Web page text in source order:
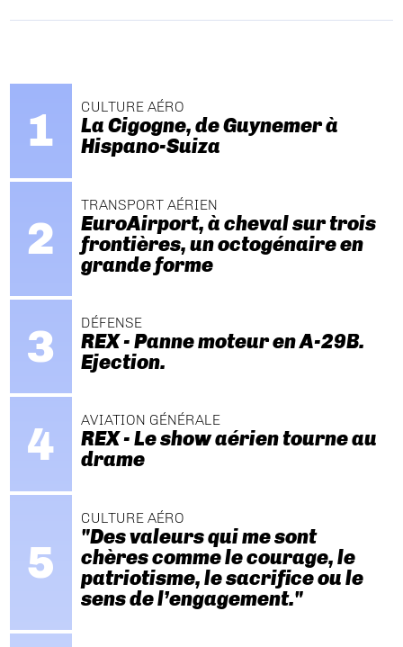
CULTURE AÉRO
La Cigogne, de Guynemer à
Hispano-Suiza
TRANSPORT AÉRIEN
EuroAirport, à cheval sur trois
frontières, un octogénaire en
grande forme
DÉFENSE
REX - Panne moteur en A-29B.
Ejection.
AVIATION GÉNÉRALE
REX - Le show aérien tourne au
drame
CULTURE AÉRO
"Des valeurs qui me sont
chères comme le courage, le
patriotisme, le sacrifice ou le
sens de l’engagement."